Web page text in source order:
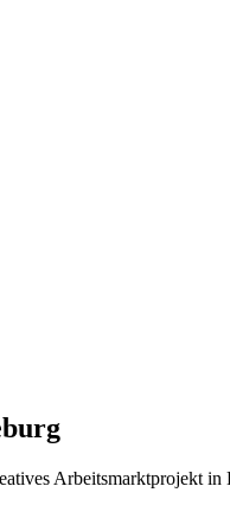
Arbeitsmarktprojekt in